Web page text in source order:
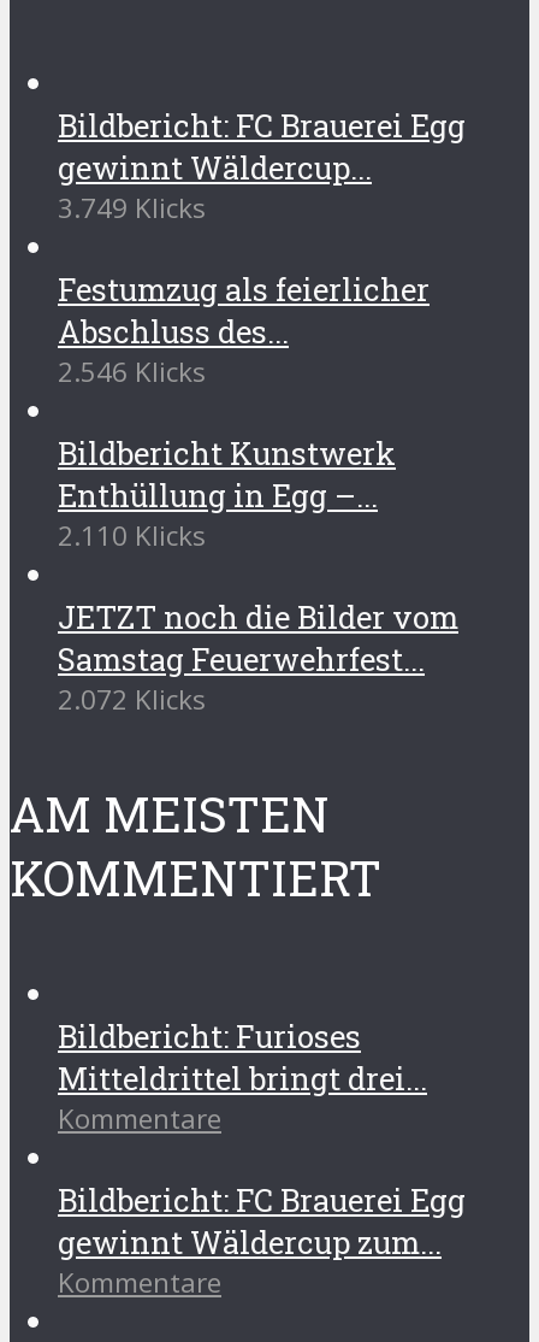
Bildbericht: FC Brauerei Egg
gewinnt Wäldercup...
3.749 Klicks
Festumzug als feierlicher
Abschluss des...
2.546 Klicks
Bildbericht Kunstwerk
Enthüllung in Egg –...
2.110 Klicks
JETZT noch die Bilder vom
Samstag Feuerwehrfest...
2.072 Klicks
AM MEISTEN
KOMMENTIERT
Bildbericht: Furioses
Mitteldrittel bringt drei...
Kommentare
Bildbericht: FC Brauerei Egg
gewinnt Wäldercup zum...
Kommentare